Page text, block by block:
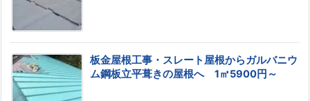
板金屋根工事・スレート屋根からガルバニウ
ム鋼板立平葺きの屋根へ 1㎡5900円～